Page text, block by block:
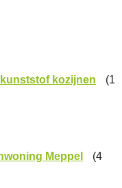
kozijnen
(1
Meppel
(4